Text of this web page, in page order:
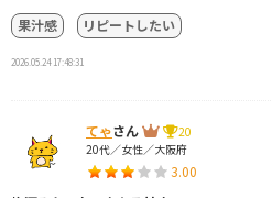
果汁感
リピートしたい
2026.05.24 17:48:31
てゃさん
20
20代／女性／大阪府
3.00